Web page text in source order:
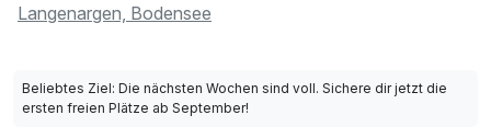
Langenargen, Bodensee
Beliebtes Ziel: Die nächsten Wochen sind voll. Sichere dir jetzt die
ersten freien Plätze ab September!